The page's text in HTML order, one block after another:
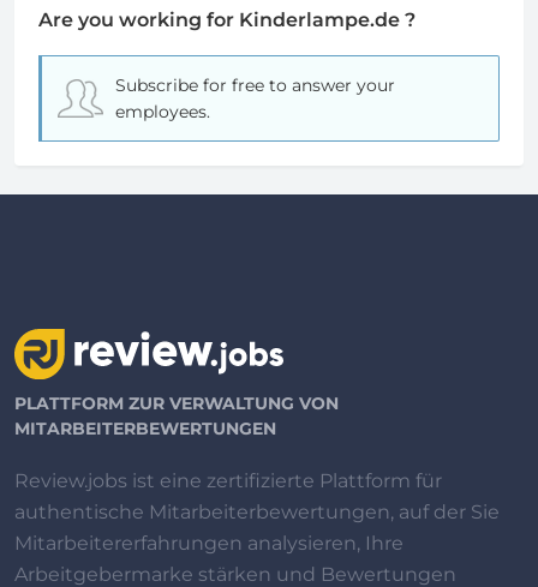
Are you working for Kinderlampe.de ?
Subscribe for freeto answer your
employees.
PLATTFORM ZUR VERWALTUNG VON
MITARBEITERBEWERTUNGEN
Review.jobs ist eine zertifizierte Plattform für
authentische Mitarbeiterbewertungen, auf der Sie
Mitarbeitererfahrungen analysieren, Ihre
Arbeitgebermarke stärken und Bewertungen